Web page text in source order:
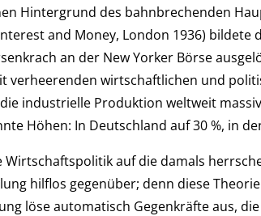
Hintergrund des bahnbrechenden
and Money, London 1936)
an der New Yorker Börse
verheerenden wirtschaftlichen und
industrielle Produktion weltweit
Höhen: In Deutschland auf 30 %, in
Wirtschaftspolitik auf die damals
hilflos gegenüber; denn diese
löse automatisch Gegenkräfte aus,